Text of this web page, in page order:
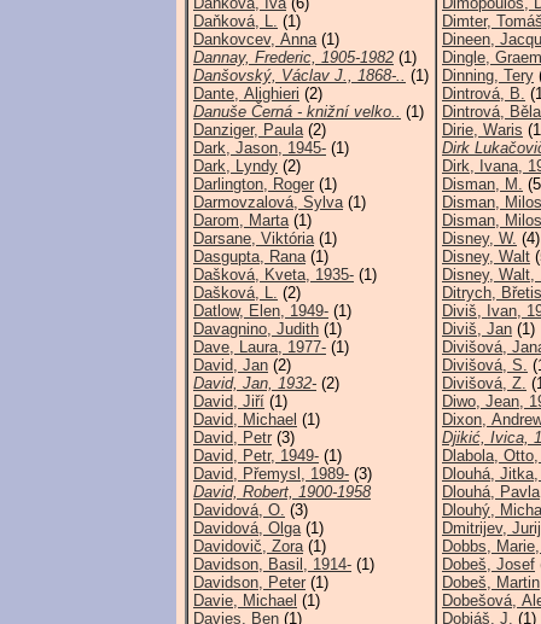
Daňková, L. (1)
Dankovcev, Anna(1)
Dannay, Frederic, 1905-1982 (1)
Danšovský, Václav J., 1868-.. (1)
Dante, Alighieri (2)
Danuše Černá - knižní velko.. (1)
Danziger, Paula(2)
Dark, Jason, 1945- (1)
Dark, Lyndy (2)
Darlington, Roger (1)
Darmovzalová, Sylva(1)
Darom, Marta(1)
Darsane, Viktória(1)
Dasgupta, Rana(1)
Dašková, Kveta, 1935- (1)
Dašková, L. (2)
Datlow, Elen, 1949- (1)
Davagnino, Judith (1)
Dave, Laura, 1977- (1)
David, Jan (2)
David, Jan, 1932- (2)
David, Jiří (1)
David, Michael (1)
David, Petr (3)
David, Petr, 1949- (1)
David, Přemysl, 1989- (3)
David, Robert, 1900-1958
Davidová, O. (3)
Davidová, Olga(1)
Davidovič, Zora(1)
Davidson, Basil, 1914- (1)
Davidson, Peter (1)
Davie, Michael (1)
Davies, Ben (1)
Dimter,
Dineen,
Dingle,
Dinning, Tery
Dintrová, B.
Dintrová, Běla
Dirie, Waris
Dirk
Dirk, Ivana,
Disman, M.
Disman,
Disman,
Disney, W. (4)
Disney, Walt
Disney, Walt,
Ditrych,
Diviš, Ivan,
Diviš, Jan (1)
Divišová,
Divišová, S.
Divišová, Z.
Diwo, Jean,
Dixon,
Djikić, Ivica,
Dlabola,
Dlouhá,
Dlouhá,
Dlouhý,
Dmitrijev, Jurij
Dobbs,
Dobeš, Josef
Dobeš, Martin
Dobešová,
Dobiáš, J. (1)